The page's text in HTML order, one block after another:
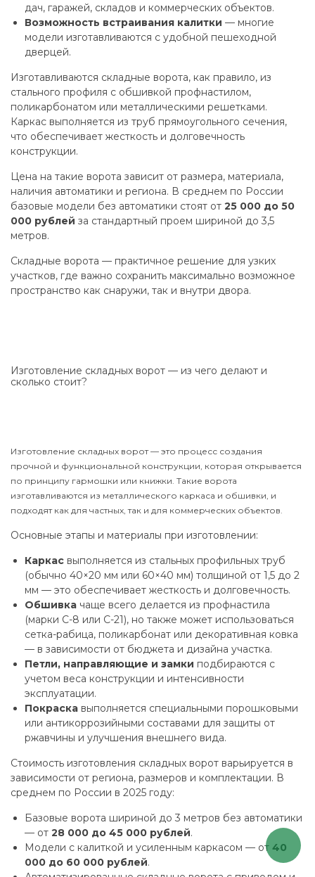
дач, гаражей, складов и коммерческих объектов.
Возможность встраивания калитки — многие
модели изготавливаются с удобной пешеходной
дверцей.
Изготавливаются складные ворота, как правило, из
стального профиля с обшивкой профнастилом,
поликарбонатом или металлическими решетками.
Каркас выполняется из труб прямоугольного сечения,
что обеспечивает жесткость и долговечность
конструкции.
Цена на такие ворота зависит от размера, материала,
наличия автоматики и региона. В среднем по России
базовые модели без автоматики стоят от 25 000 до 50
000 рублей за стандартный проем шириной до 3,5
метров.
Складные ворота — практичное решение для узких
участков, где важно сохранить максимально возможное
пространство как снаружи, так и внутри двора.
Изготовление складных ворот — из чего делают и
сколько стоит?
Изготовление складных ворот — это процесс создания
прочной и функциональной конструкции, которая открывается
по принципу гармошки или книжки. Такие ворота
изготавливаются из металлического каркаса и обшивки, и
подходят как для частных, так и для коммерческих объектов.
Основные этапы и материалы при изготовлении:
Каркас выполняется из стальных профильных труб
(обычно 40×20 мм или 60×40 мм) толщиной от 1,5 до 2
мм — это обеспечивает жесткость и долговечность.
Обшивка чаще всего делается из профнастила
(марки С-8 или С-21), но также может использоваться
сетка-рабица, поликарбонат или декоративная ковка
— в зависимости от бюджета и дизайна участка.
Петли, направляющие и замки подбираются с
учетом веса конструкции и интенсивности
эксплуатации.
Покраска выполняется специальными порошковыми
или антикоррозийными составами для защиты от
ржавчины и улучшения внешнего вида.
Стоимость изготовления складных ворот варьируется в
зависимости от региона, размеров и комплектации. В
среднем по России в 2025 году:
Базовые ворота шириной до 3 метров без автоматики
— от 28 000 до 45 000 рублей.
Модели с калиткой и усиленным каркасом — от 40
000 до 60 000 рублей.